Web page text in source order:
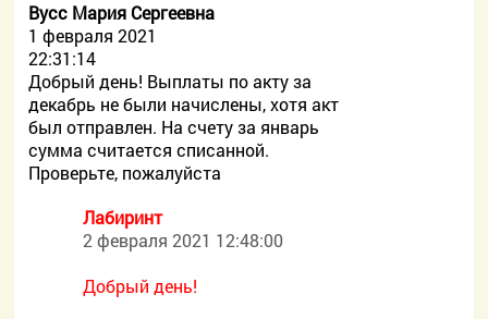
Вусс Мария Сергеевна
1 февраля 2021
22:31:14
Добрый день! Выплаты по акту за
декабрь не были начислены, хотя акт
был отправлен. На счету за январь
сумма считается списанной.
Проверьте, пожалуйста
Лабиринт
2 февраля 2021 12:48:00
Добрый день!